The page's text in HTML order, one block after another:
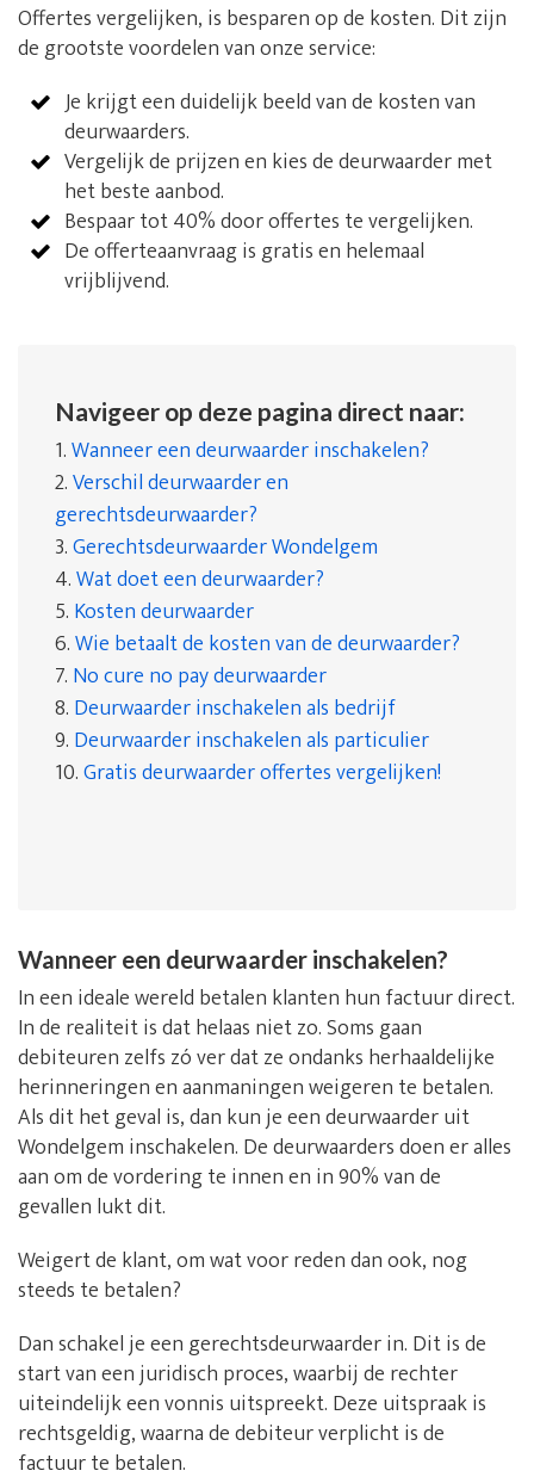
Offertes vergelijken, is besparen op de kosten. Dit zijn
de grootste voordelen van onze service:
Je krijgt een duidelijk beeld van de kosten van
deurwaarders.
Vergelijk de prijzen en kies de deurwaarder met
het beste aanbod.
Bespaar tot 40% door offertes te vergelijken.
De offerteaanvraag is gratis en helemaal
vrijblijvend.
Navigeer op deze pagina direct naar:
1.Wanneer een deurwaarder inschakelen?
2.Verschil deurwaarder en
gerechtsdeurwaarder?
3.Gerechtsdeurwaarder Wondelgem
4.Wat doet een deurwaarder?
5. Kosten deurwaarder
6.Wie betaalt de kosten van de deurwaarder?
7. No cure no pay deurwaarder
8. Deurwaarder inschakelen als bedrijf
9. Deurwaarder inschakelen als particulier
10.Gratis deurwaarder offertes vergelijken!
Wanneer een deurwaarder inschakelen?
In een ideale wereld betalen klanten hun factuur direct.
In de realiteit is dat helaas niet zo. Soms gaan
debiteuren zelfs zó ver dat ze ondanks herhaaldelijke
herinneringen en aanmaningen weigeren te betalen.
Als dit het geval is, dan kun je een deurwaarder uit
Wondelgem inschakelen. De deurwaarders doen er alles
aan om de vordering te innen en in 90% van de
gevallen lukt dit.
Weigert de klant, om wat voor reden dan ook, nog
steeds te betalen?
Dan schakel je een gerechtsdeurwaarder in. Dit is de
start van een juridisch proces, waarbij de rechter
uiteindelijk een vonnis uitspreekt. Deze uitspraak is
rechtsgeldig, waarna de debiteur verplicht is de
factuur te betalen.